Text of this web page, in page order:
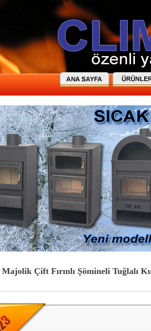
Majolik Çift Fırınlı Şömineli Tuğlalı